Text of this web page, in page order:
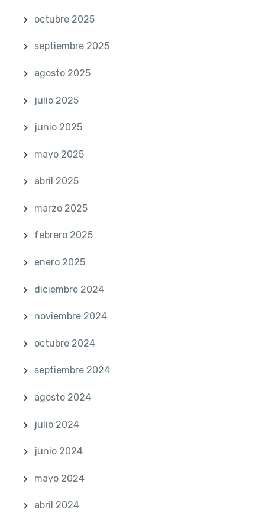
octubre 2025
septiembre 2025
agosto 2025
julio 2025
junio 2025
mayo 2025
abril 2025
marzo 2025
febrero 2025
enero 2025
diciembre 2024
noviembre 2024
octubre 2024
septiembre 2024
agosto 2024
julio 2024
junio 2024
mayo 2024
abril 2024